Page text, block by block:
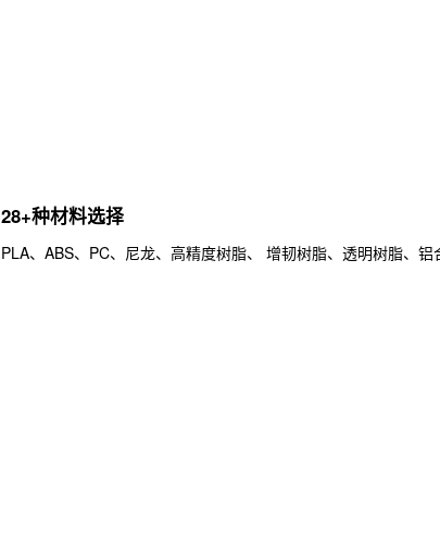
28+种材料选择
PLA、ABS、PC、尼龙、高精度树脂、 增韧树脂、透明树脂、